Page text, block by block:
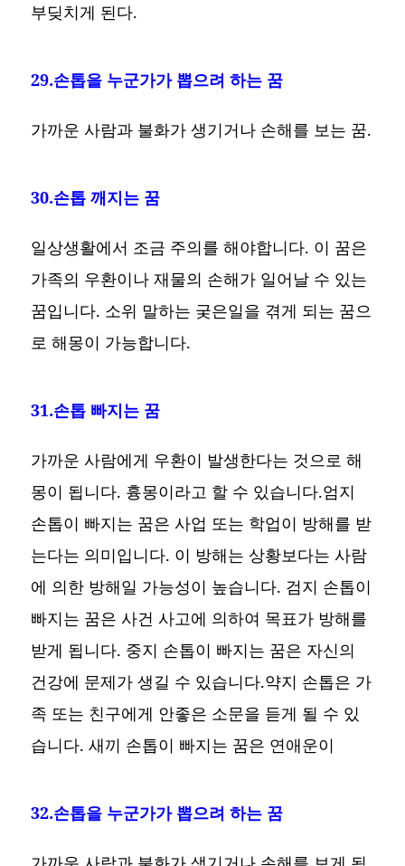
부딪치게 된다.
29.손톱을 누군가가 뽑으려 하는 꿈
가까운 사람과 불화가 생기거나 손해를 보는 꿈.
30.손톱 깨지는 꿈
일상생활에서 조금 주의를 해야합니다. 이 꿈은
가족의 우환이나 재물의 손해가 일어날 수 있는
꿈입니다. 소위 말하는 궂은일을 겪게 되는 꿈으
로 해몽이 가능합니다.
31.손톱 빠지는 꿈
가까운 사람에게 우환이 발생한다는 것으로 해
몽이 됩니다. 흉몽이라고 할 수 있습니다.엄지
손톱이 빠지는 꿈은 사업 또는 학업이 방해를 받
는다는 의미입니다. 이 방해는 상황보다는 사람
에 의한 방해일 가능성이 높습니다. 검지 손톱이
빠지는 꿈은 사건 사고에 의하여 목표가 방해를
받게 됩니다. 중지 손톱이 빠지는 꿈은 자신의
건강에 문제가 생길 수 있습니다.약지 손톱은 가
족 또는 친구에게 안좋은 소문을 듣게 될 수 있
습니다. 새끼 손톱이 빠지는 꿈은 연애운이
32.손톱을 누군가가 뽑으려 하는 꿈